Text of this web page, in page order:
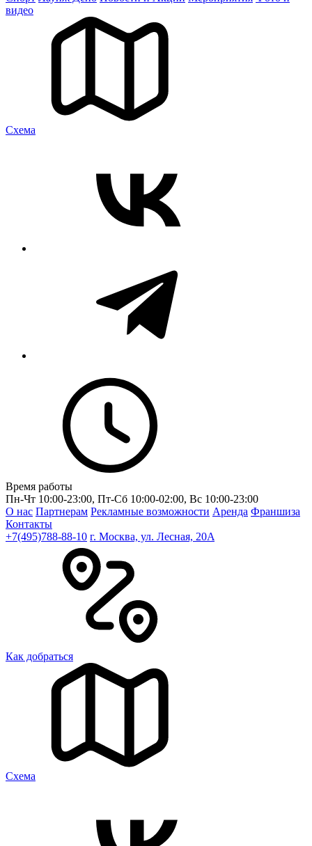
видео
Cхема
Время работы
Пн-Чт 10:00-23:00, Пт-Сб 10:00-02:00, Вс 10:00-23:00
О нас Партнерам Рекламные возможности Аренда Франшиза
Контакты
+7(495)788-88-10 г. Москва, ул. Лесная, 20A
Как добраться
Cхема